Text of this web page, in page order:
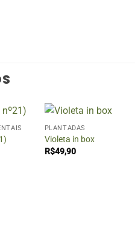
+
PLANTADAS
Violeta in box
R$49,90